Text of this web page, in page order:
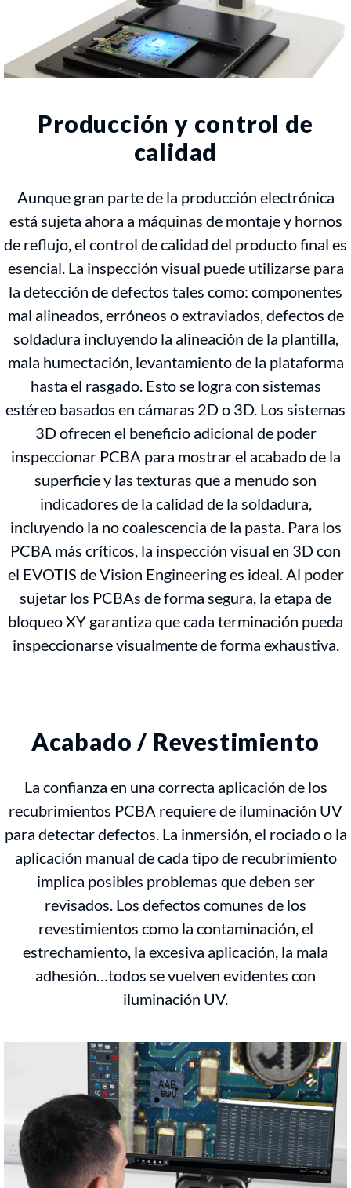
Producción y control de
calidad
Aunque gran parte de la producción electrónica
está sujeta ahora a máquinas de montaje y hornos
de reflujo, el control de calidad del producto final es
esencial. La inspección visual puede utilizarse para
la detección de defectos tales como: componentes
mal alineados, erróneos o extraviados, defectos de
soldadura incluyendo la alineación de la plantilla,
mala humectación, levantamiento de la plataforma
hasta el rasgado. Esto se logra con sistemas
estéreo basados en cámaras 2D o 3D. Los sistemas
3D ofrecen el beneficio adicional de poder
inspeccionar PCBA para mostrar el acabado de la
superficie y las texturas que a menudo son
indicadores de la calidad de la soldadura,
incluyendo la no coalescencia de la pasta. Para los
PCBA más críticos, la inspección visual en 3D con
el EVOTIS de Vision Engineering es ideal. Al poder
sujetar los PCBAs de forma segura, la etapa de
bloqueo XY garantiza que cada terminación pueda
inspeccionarse visualmente de forma exhaustiva.
Acabado / Revestimiento
La confianza en una correcta aplicación de los
recubrimientos PCBA requiere de iluminación UV
para detectar defectos. La inmersión, el rociado o la
aplicación manual de cada tipo de recubrimiento
implica posibles problemas que deben ser
revisados. Los defectos comunes de los
revestimientos como la contaminación, el
estrechamiento, la excesiva aplicación, la mala
adhesión…todos se vuelven evidentes con
iluminación UV.